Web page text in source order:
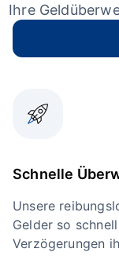
Ihre
Schnelle
Unsere
Gelder so
Verzögerungen